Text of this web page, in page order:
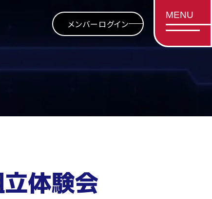
メンバーログイン
MENU
体験会